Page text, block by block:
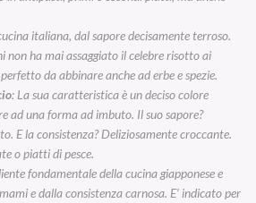
italiana, dal sapore decisamente terroso.
non ha mai assaggiato il celebre risotto ai
da abbinare anche ad erbe e spezie.
: La sua caratteristica è un deciso colore
ad una forma ad imbuto. Il suo sapore?
E la consistenza? Deliziosamente croccante.
o piatti di pesce.
fondamentale della cucina giapponese e
e dalla consistenza carnosa. E’ indicato per